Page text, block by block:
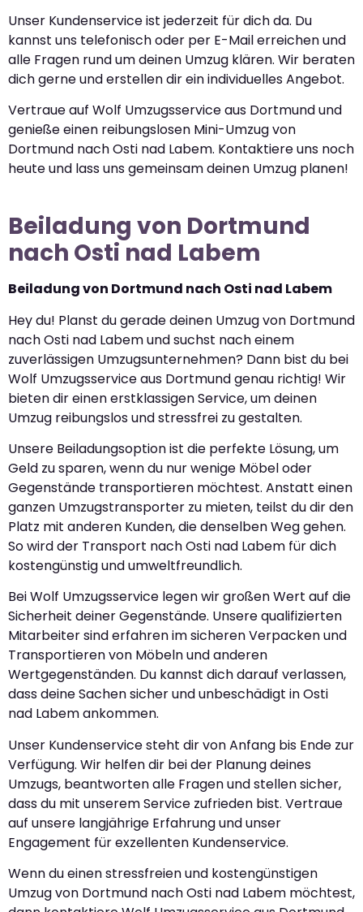
Unser Kundenservice ist jederzeit für dich da. Du
kannst uns telefonisch oder per E-Mail erreichen und
alle Fragen rund um deinen Umzug klären. Wir beraten
dich gerne und erstellen dir ein individuelles Angebot.
Vertraue auf Wolf Umzugsservice aus Dortmund und
genieße einen reibungslosen Mini-Umzug von
Dortmund nach Osti nad Labem. Kontaktiere uns noch
heute und lass uns gemeinsam deinen Umzug planen!
Beiladung von Dortmund
nach Osti nad Labem
Beiladung von Dortmund nach Osti nad Labem
Hey du! Planst du gerade deinen Umzug von Dortmund
nach Osti nad Labem und suchst nach einem
zuverlässigen Umzugsunternehmen? Dann bist du bei
Wolf Umzugsservice aus Dortmund genau richtig! Wir
bieten dir einen erstklassigen Service, um deinen
Umzug reibungslos und stressfrei zu gestalten.
Unsere Beiladungsoption ist die perfekte Lösung, um
Geld zu sparen, wenn du nur wenige Möbel oder
Gegenstände transportieren möchtest. Anstatt einen
ganzen Umzugstransporter zu mieten, teilst du dir den
Platz mit anderen Kunden, die denselben Weg gehen.
So wird der Transport nach Osti nad Labem für dich
kostengünstig und umweltfreundlich.
Bei Wolf Umzugsservice legen wir großen Wert auf die
Sicherheit deiner Gegenstände. Unsere qualifizierten
Mitarbeiter sind erfahren im sicheren Verpacken und
Transportieren von Möbeln und anderen
Wertgegenständen. Du kannst dich darauf verlassen,
dass deine Sachen sicher und unbeschädigt in Osti
nad Labem ankommen.
Unser Kundenservice steht dir von Anfang bis Ende zur
Verfügung. Wir helfen dir bei der Planung deines
Umzugs, beantworten alle Fragen und stellen sicher,
dass du mit unserem Service zufrieden bist. Vertraue
auf unsere langjährige Erfahrung und unser
Engagement für exzellenten Kundenservice.
Wenn du einen stressfreien und kostengünstigen
Umzug von Dortmund nach Osti nad Labem möchtest,